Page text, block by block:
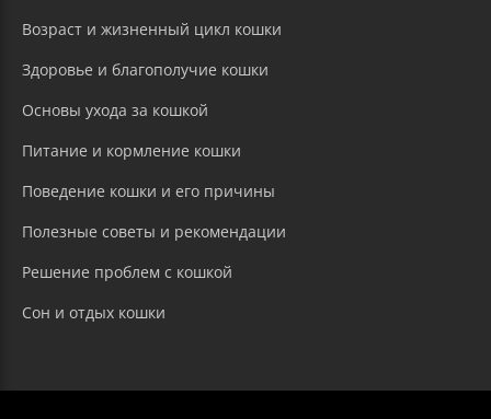
Возраст и жизненный цикл кошки
Здоровье и благополучие кошки
Основы ухода за кошкой
Питание и кормление кошки
Поведение кошки и его причины
Полезные советы и рекомендации
Решение проблем с кошкой
Сон и отдых кошки